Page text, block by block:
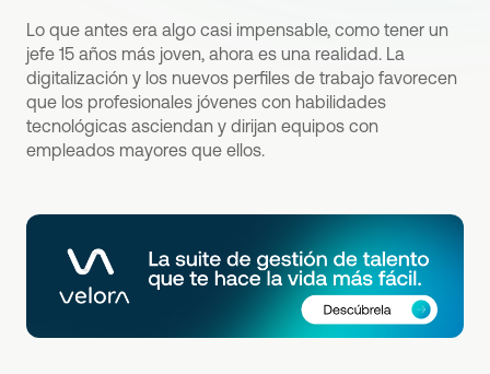
Lo que antes era algo casi impensable, como tener un
jefe 15 años más joven, ahora es una realidad. La
digitalización y los nuevos perfiles de trabajo favorecen
que los profesionales jóvenes con habilidades
tecnológicas asciendan y dirijan equipos con
empleados mayores que ellos.